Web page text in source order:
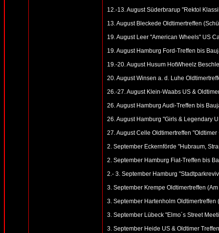
12.-13. August Süderbrarup "Rektol
13. August Bleckede Oldtimertreffen
19. August Leer "American Wheels" US
19. August Hamburg Ford-Treffen bis
19.-20. August Husum HotWheelz
20. August Winsen a. d. Luhe
26.-27. August Klein-Waabs US &
26. August Hamburg Audi-Treffen bis
26. August Hamburg "Girls & Legendary
27. August Celle Oldtimertreffen "Oldtimer
2. September Eckernförde "Hubraum,
2. September Hamburg Fiat-Treffen bis
2.- 3. September Hamburg
3. September Krempe Oldtimertreffen
3. September Hartenholm Oldtimertreffen
3. September Lübeck "Elmo´s Street
3. September Heide US & Oldtimer